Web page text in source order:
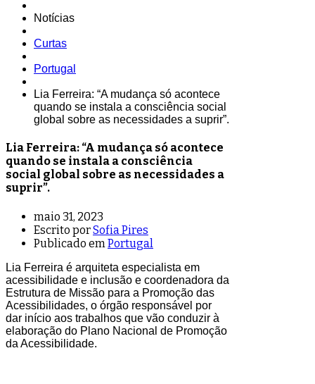
Notícias
Curtas
Portugal
Lia Ferreira: “A mudança só acontece
quando se instala a consciência social
global sobre as necessidades a suprir”.
Lia Ferreira: “A mudança só acontece
quando se instala a consciência
social global sobre as necessidades a
suprir”.
maio 31, 2023
Escrito porSofia Pires
Publicado em Portugal
Lia Ferreira é arquiteta especialista em
acessibilidade e inclusão e coordenadora da
Estrutura de Missão para a Promoção das
Acessibilidades, o órgão responsável por
dar início aos trabalhos que vão conduzir à
elaboração do Plano Nacional de Promoção
da Acessibilidade.